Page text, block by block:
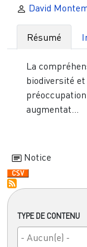
TYPE DE CONTENU
David
Résumé
La
biodiversité
augmentat...
Notice